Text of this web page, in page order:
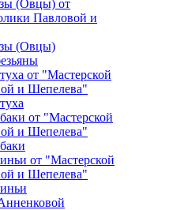
(Овцы) от
Павловой и
(Овцы)
от "Мастерской
и Шепелева"
от "Мастерской
и Шепелева"
от "Мастерской
и Шепелева"